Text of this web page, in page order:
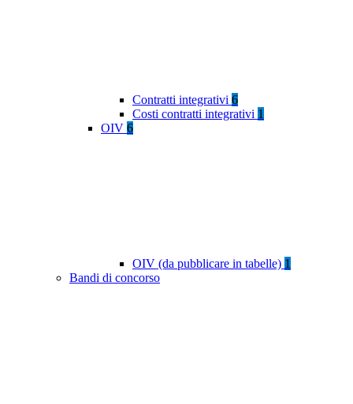
Contratti integrativi 6
Costi contratti integrativi 1
OIV 6
OIV (da pubblicare in tabelle) 1
Bandi di concorso